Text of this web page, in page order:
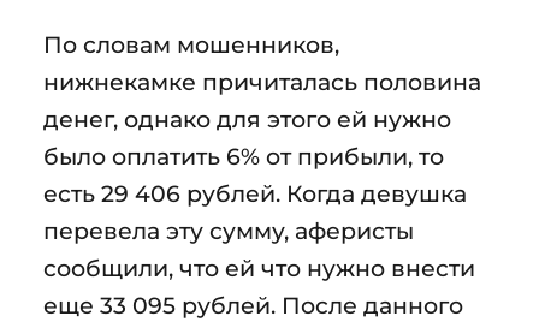
По словам мошенников,
нижнекамке причиталась половина
денег, однако для этого ей нужно
было оплатить 6% от прибыли, то
есть 29 406 рублей. Когда девушка
перевела эту сумму, аферисты
сообщили, что ей что нужно внести
еще 33 095 рублей. После данного